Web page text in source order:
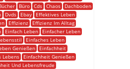
Büro Cds Chaos
Dachboden
Dvds Ebay
Effektives Leben
Effizienz
Effizienz Im Alltag
Einfach Leben
Einfacher Leben
Einfaches Leben
Genießen
Einfachheit
Lebens
Einfachheit Genießen
Und Lebensfreude